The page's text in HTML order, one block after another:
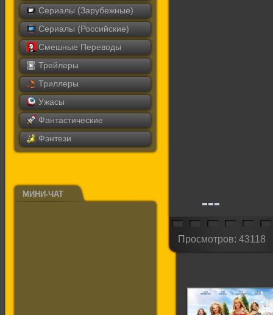
Сериалы (Зарубежные)
Сериалы (Российские)
Смешные Переводы
Трейлеры
Триллеры
Ужасы
Фантастические
Фэнтези
МИНИ-ЧАТ
Просмотров: 43118